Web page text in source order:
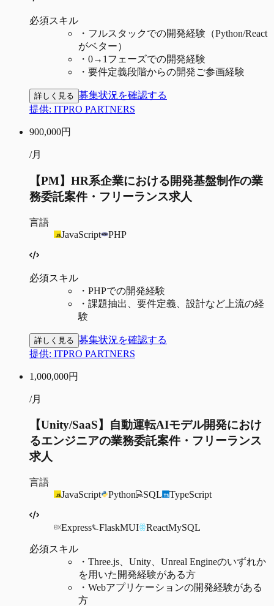
必須スキル
・ フルスタックでの開発経験（Python/React
がベター）
・ 0→1フェーズでの開発経験
・ 要件定義段階からの開発ご参画経験
詳しく見る 募集状況を確認する
提供: ITPRO PARTNERS
900,000円
/月
【PM】HR系企業における開発基盤制作の業
務委託案件・フリーランス求人
言語
JavaScript
PHP
必須スキル
・ PHPでの開発経験
・ 課題抽出、要件定義、設計など上流の経
験
詳しく見る 募集状況を確認する
提供: ITPRO PARTNERS
1,000,000円
/月
【Unity/SaaS】自動運転AIモデル開発におけ
るエンジニアの業務委託案件・フリーランス
求人
言語
JavaScript
Python SQL TypeScript
Express FlaskMUI ReactMySQL
必須スキル
・ Three.js、Unity、Unreal Engineのいずれか
を用いた開発経験がある方
・ Webアプリケーションの開発経験がある
方